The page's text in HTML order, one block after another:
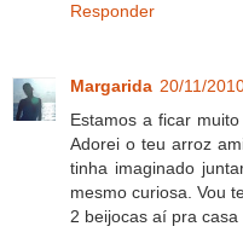
Responder
Margarida 20/11/
Estamos a ficar
Adorei o teu arroz
tinha imaginado
mesmo curiosa. Vou
2 beijocas aí pra casa